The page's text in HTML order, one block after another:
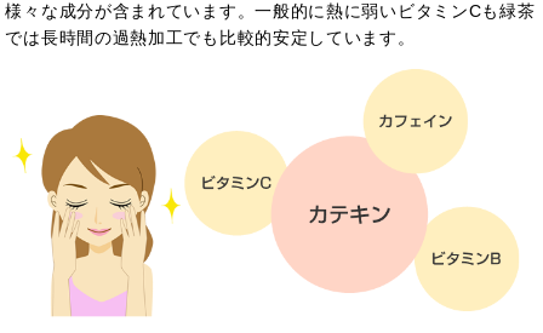
様々な成分が含まれています。一般的に熱に弱いビタミンCも緑茶
では長時間の過熱加工でも比較的安定しています。